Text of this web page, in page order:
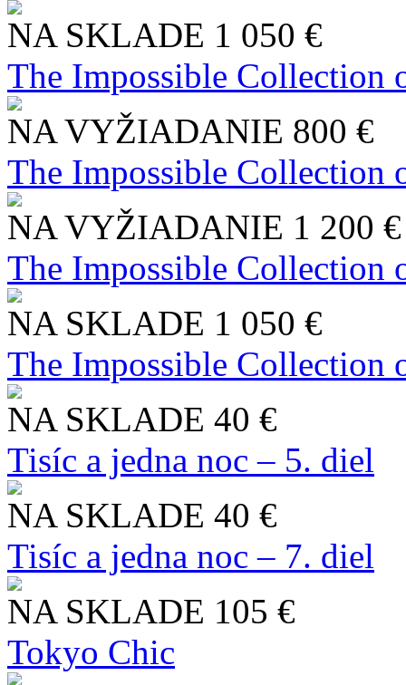
NA SKLADE 1 050 €
The Impossible Collection
NA VYŽIADANIE 800 €
The Impossible Collection
NA VYŽIADANIE 1 200 €
The Impossible Collection
NA SKLADE 1 050 €
The Impossible Collection
NA SKLADE 40 €
Tisíc a jedna noc – 5. diel
NA SKLADE 40 €
Tisíc a jedna noc – 7. diel
NA SKLADE 105 €
Tokyo Chic